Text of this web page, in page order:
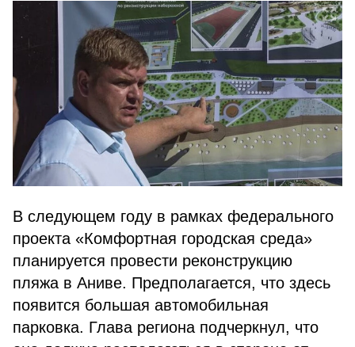
В следующем году в рамках федерального
проекта «Комфортная городская среда»
планируется провести реконструкцию
пляжа в Аниве. Предполагается, что здесь
появится большая автомобильная
парковка. Глава региона подчеркнул, что